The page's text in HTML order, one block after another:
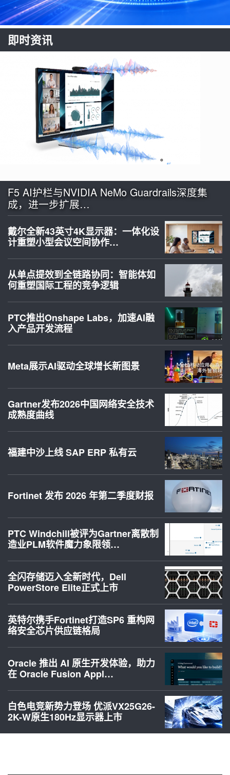
即时资讯
F5 AI护栏与NVIDIA NeMo Guardrails深度集
成，进一步扩展…
戴尔全新43英寸4K显示器：一体化设
计重塑小型会议空间协作…
从单点提效到全链路协同：智能体如
何重塑国际工程的竞争逻辑
PTC推出Onshape Labs，加速AI融
入产品开发流程
Meta展示AI驱动全球增长新图景
Gartner发布2026中国网络安全技术
成熟度曲线
福建中沙上线 SAP ERP 私有云
Fortinet 发布 2026 年第二季度财报
PTC Windchill被评为Gartner离散制
造业PLM软件魔力象限领…
全闪存储迈入全新时代，Dell
PowerStore Elite正式上市
英特尔携手Fortinet打造SP6 重构网
络安全芯片供应链格局
Oracle 推出 AI 原生开发体验，助力
在 Oracle Fusion Appl…
白色电竞新势力登场 优派VX25G26-
2K-W原生180Hz显示器上市